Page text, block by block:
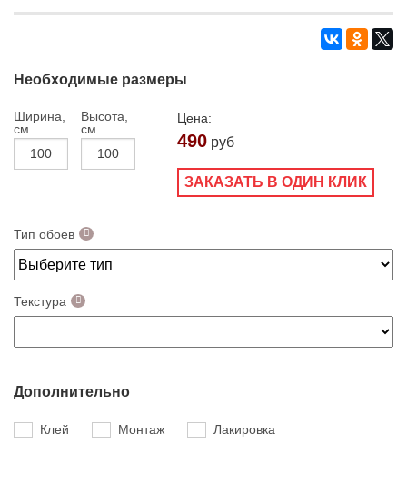
Необходимые размеры
Ширина,
см.
Высота,
см.
Цена:
490 руб
ЗАКАЗАТЬ В ОДИН КЛИК
Тип обоев
Текстура
Дополнительно
Клей Монтаж Лакировка